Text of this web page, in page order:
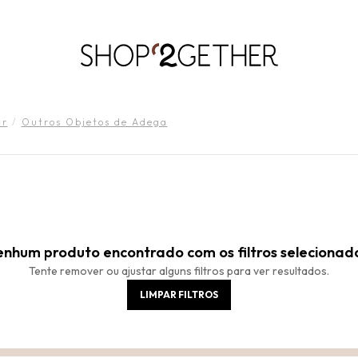
ROUPAS WORKWEAR
ROUPAS VESTIDOS
/ Outros Objetos de Adega
produto encontrado com os filtros
Tente remover ou ajustar alguns filtros para ver resultados.
LIMPAR FILTROS